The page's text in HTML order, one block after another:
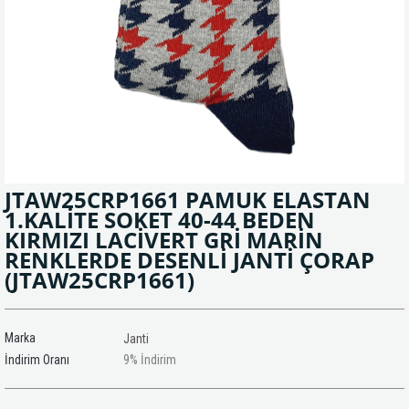
JTAW25CRP1661 PAMUK ELASTAN
1.KALİTE SOKET 40-44 BEDEN
KIRMIZI LACİVERT GRİ MARİN
RENKLERDE DESENLİ JANTİ ÇORAP
(JTAW25CRP1661)
Marka
Janti
İndirim Oranı
%
9 İndirim